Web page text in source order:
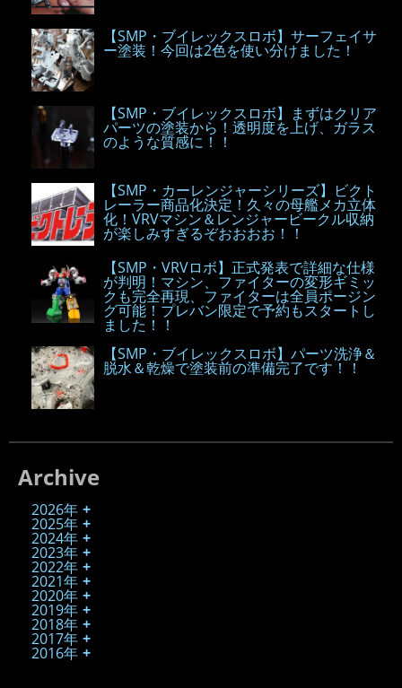
【SMP・ブイレックスロボ】サーフェイサ
ー塗装！今回は2色を使い分けました！
【SMP・ブイレックスロボ】まずはクリア
パーツの塗装から！透明度を上げ、ガラス
のような質感に！！
【SMP・カーレンジャーシリーズ】ビクト
レーラー商品化決定！久々の母艦メカ立体
化！VRVマシン＆レンジャービークル収納
が楽しみすぎるぞおおおお！！
【SMP・VRVロボ】正式発表で詳細な仕様
が判明！マシン、ファイターの変形ギミッ
クも完全再現、ファイターは全員ポージン
グ可能！プレバン限定で予約もスタートし
ました！！
【SMP・ブイレックスロボ】パーツ洗浄＆
脱水＆乾燥で塗装前の準備完了です！！
Archive
2026年
2025年
2024年
2023年
2022年
2021年
2020年
2019年
2018年
2017年
2016年